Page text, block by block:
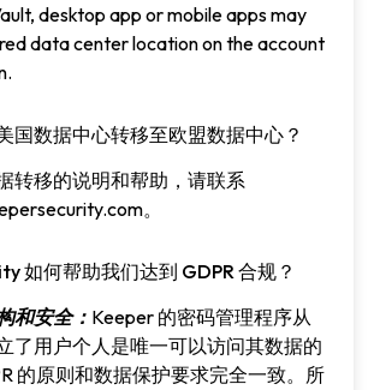
desktop app or mobile apps may
data center location on the account
国数据中心转移至欧盟数据中心？
转移的说明和帮助，请联系
。
如何帮助我们达到 GDPR 合规？
和安全： Keeper 的密码管理程序从
了用户个人是唯一可以访问其数据的
的原则和数据保护要求完全一致。所